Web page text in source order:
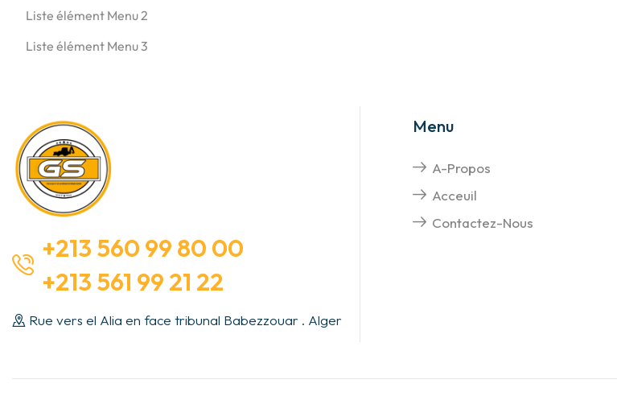
Liste élément Menu 2
Liste élément Menu 3
+213 560 99 80 00
+213 561 99 21 22
Rue vers el Alia en face tribunal Babezzouar . Alger
Menu
A-Propos
Acceuil
Contactez-Nous